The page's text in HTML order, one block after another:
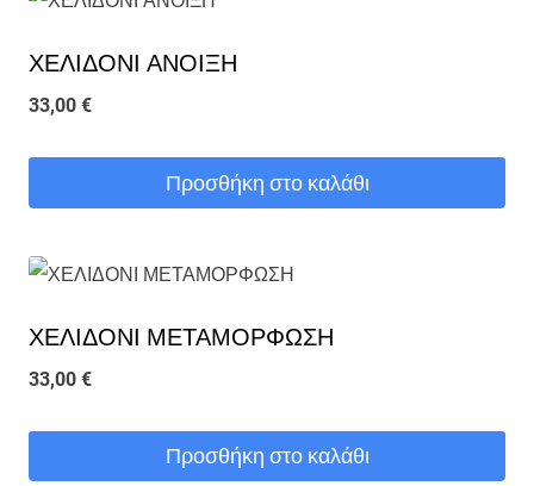
ΧΕΛΙΔΟΝΙ ΑΝΟΙΞΗ
33,00 €
Προσθήκη στο καλάθι
ΧΕΛΙΔΟΝΙ ΜΕΤΑΜΟΡΦΩΣΗ
33,00 €
Προσθήκη στο καλάθι